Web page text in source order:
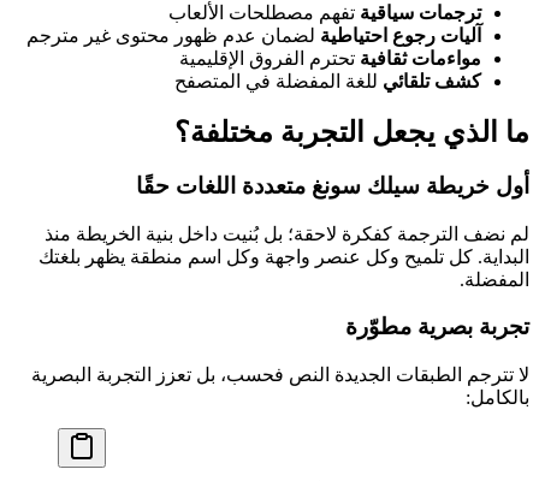
ترجمات سياقية تفهم مصطلحات الألعاب
آليات رجوع احتياطية لضمان عدم ظهور محتوى غير مترجم
مواءمات ثقافية تحترم الفروق الإقليمية
كشف تلقائي للغة المفضلة في المتصفح
ما الذي يجعل التجربة مختلفة؟
أول خريطة سيلك سونغ متعددة اللغات حقًا
لم نضف الترجمة كفكرة لاحقة؛ بل بُنيت داخل بنية الخريطة منذ
البداية. كل تلميح وكل عنصر واجهة وكل اسم منطقة يظهر بلغتك
المفضلة.
تجربة بصرية مطوّرة
لا تترجم الطبقات الجديدة النص فحسب، بل تعزز التجربة البصرية
بالكامل: